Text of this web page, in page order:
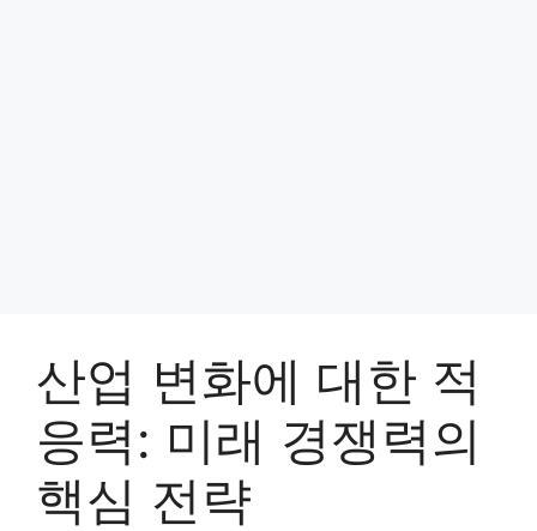
산업 변화에 대한 적
응력: 미래 경쟁력의
핵심 전략